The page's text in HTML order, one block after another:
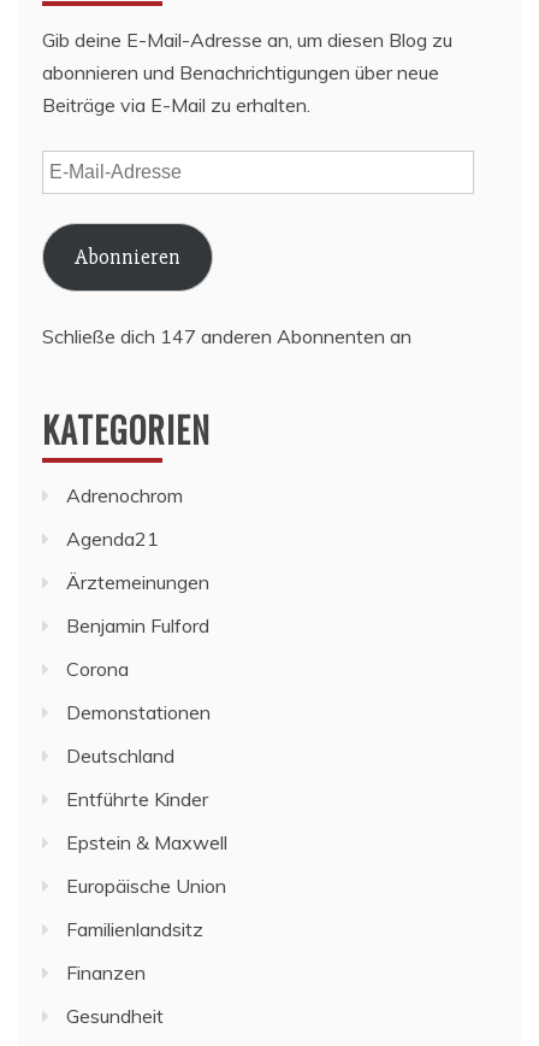
Gib deine E-Mail-Adresse an, um diesen Blog zu
abonnieren und Benachrichtigungen über neue
Beiträge via E-Mail zu erhalten.
E-
Mail-
Adresse
Abonnieren
Schließe dich 147 anderen Abonnenten an
KATEGORIEN
Adrenochrom
Agenda21
Ärztemeinungen
Benjamin Fulford
Corona
Demonstationen
Deutschland
Entführte Kinder
Epstein & Maxwell
Europäische Union
Familienlandsitz
Finanzen
Gesundheit